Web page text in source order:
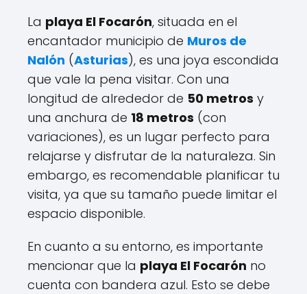
La playa El Focarón, situada en el
encantador municipio de Muros de
Nalón (Asturias), es una joya escondida
que vale la pena visitar. Con una
longitud de alrededor de 50 metros y
una anchura de 18 metros (con
variaciones), es un lugar perfecto para
relajarse y disfrutar de la naturaleza. Sin
embargo, es recomendable planificar tu
visita, ya que su tamaño puede limitar el
espacio disponible.
En cuanto a su entorno, es importante
mencionar que la playa El Focarón no
cuenta con bandera azul. Esto se debe